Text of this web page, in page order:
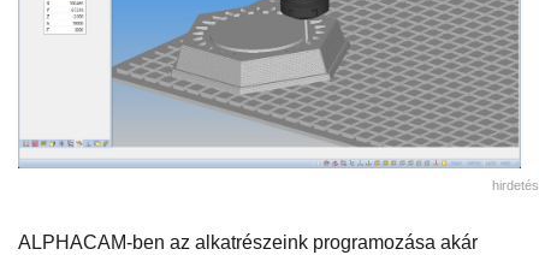
hirdetés
ALPHACAM-ben az alkatrészeink programozása akár